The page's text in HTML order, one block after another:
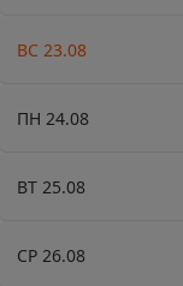
ВС 23.08
ПН 24.08
ВТ 25.08
СР 26.08